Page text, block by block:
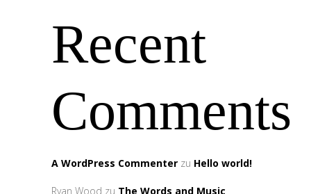
Recent
Comments
A WordPress Commenter zu Hello world!
Ryan Wood zu The Words and Music